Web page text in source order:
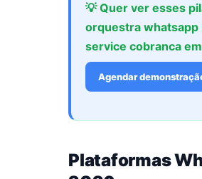
💡 Quer ver esses
orquestra whatsapp
service cobranca
Agendar
Plataformas